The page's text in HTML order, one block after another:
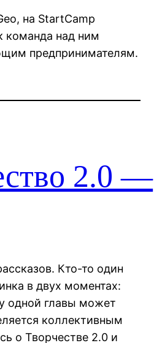
на StartCamp
команда над ним
предпринимателям.
2.0 —
Кто-то один
в двух моментах:
одной главы может
коллективным
о Творчестве 2.0 и